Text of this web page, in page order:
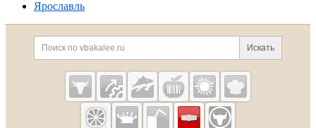
Ярославль
Дополнительная информация
Поиск по сайту и
Искать
Cсылки на полезные проекты